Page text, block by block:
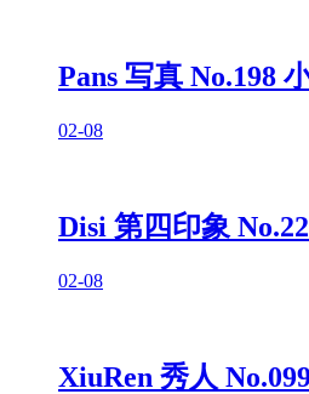
Pans 写真 No.198
02-08
Disi 第四印象
02-08
XiuRen 秀人